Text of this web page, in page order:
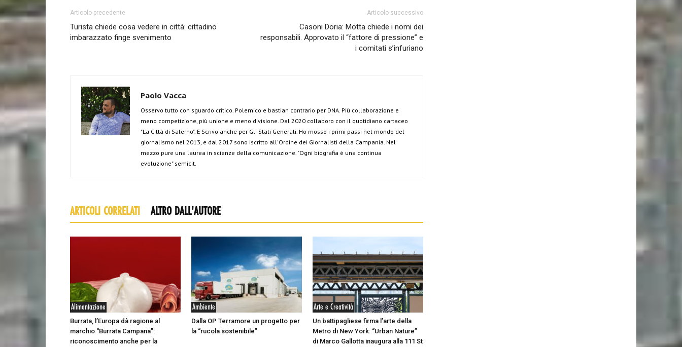
Articolo precedente
Turista chiede cosa vedere in città: cittadino
imbarazzato finge svenimento
Articolo successivo
Casoni Doria: Motta chiede i nomi dei
responsabili. Approvato il “fattore di pressione” e
i comitati s’infuriano
Paolo Vacca
Osservo tutto con sguardo critico. Polemico e bastian contrario per DNA. Più collaborazione e
meno competizione, più unione e meno divisione. Dal 2020 collaboro con il quotidiano cartaceo
"La Città di Salerno". E Scrivo anche per Gli Stati Generali. Ho mosso i primi passi nel mondo del
giornalismo nel 2013, e dal 2017 sono iscritto all'Ordine dei Giornalisti della Campania. Nel
mezzo pure una laurea in scienze della comunicazione. "Ogni biografia è una continua
evoluzione" semicit.
ARTICOLI CORRELATI ALTRO DALL'AUTORE
Alimentazione
Burrata, l’Europa dà ragione al
marchio “Burrata Campana”:
riconoscimento anche per la
Ambiente
Dalla OP Terramore un progetto per
la “rucola sostenibile”
Arte e Creatività
Un battipagliese firma l’arte della
Metro di New York: “Urban Nature”
di Marco Gallotta inaugura alla 111 St